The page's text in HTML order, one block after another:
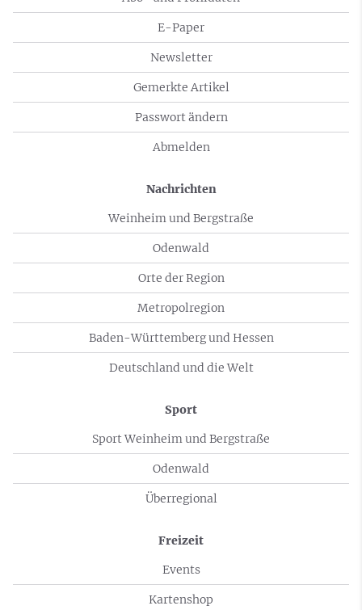
E-Paper
Newsletter
Gemerkte Artikel
Passwort ändern
Abmelden
Nachrichten
Weinheim und Bergstraße
Odenwald
Orte der Region
Metropolregion
Baden-Württemberg und Hessen
Deutschland und die Welt
Sport
Sport Weinheim und Bergstraße
Odenwald
Überregional
Freizeit
Events
Kartenshop